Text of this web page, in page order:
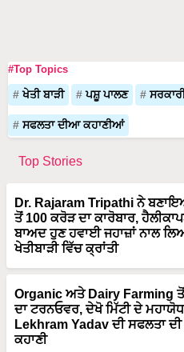
#Top Topics
ਖੇਤੀ ਬਾੜੀ ਪਸ਼ੂ ਪਾਲਣ
ਸਫਲਤਾ ਦੀਆ ਕਹਾਣੀਆਂ
Top Stories
Dr. Rajaram Tripathi ਨੇ
ਤੋਂ 100 ਕਰੋੜ ਦਾ ਕਾਰੋਬਾਰ,
ਬਾਅਦ ਹੁਣ ਹਵਾਈ ਜਹਾਜ਼ਾਂ ਨਾਲ
ਖੇਤੀਬਾੜੀ ਵਿੱਚ ਕ੍ਰਾਂਤੀ
Organic ਅਤੇ Dairy Farming
ਦਾ ਟਰਨਓਵਰ, ਦੇਖੋ ਮਿੱਟੀ ਦੇ
Lekhram Yadav ਦੀ ਸਫਲਤਾ ਦੀ
ਕਹਾਣੀ